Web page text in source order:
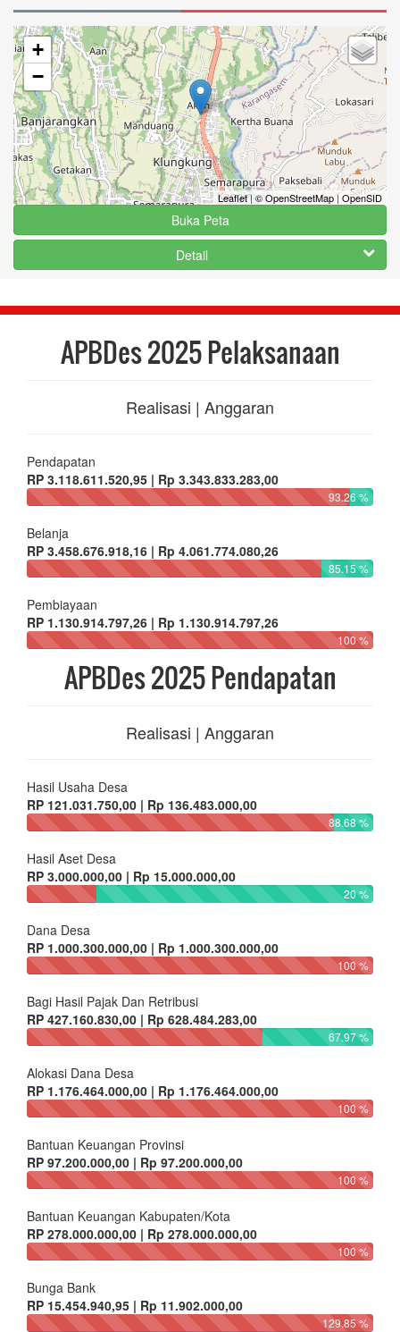
+
−
Leaflet|© OpenStreetMap|OpenSID
Buka Peta
Detail
APBDes 2025 Pelaksanaan
Realisasi | Anggaran
Pendapatan
RP 3.118.611.520,95 | Rp 3.343.833.283,00
93.26 %
Belanja
RP 3.458.676.918,16 | Rp 4.061.774.080,26
85.15 %
Pembiayaan
RP 1.130.914.797,26 | Rp 1.130.914.797,26
100 %
APBDes 2025 Pendapatan
Realisasi | Anggaran
Hasil Usaha Desa
RP 121.031.750,00 | Rp 136.483.000,00
88.68 %
Hasil Aset Desa
RP 3.000.000,00 | Rp 15.000.000,00
20 %
Dana Desa
RP 1.000.300.000,00 | Rp 1.000.300.000,00
100 %
Bagi Hasil Pajak Dan Retribusi
RP 427.160.830,00 | Rp 628.484.283,00
67.97 %
Alokasi Dana Desa
RP 1.176.464.000,00 | Rp 1.176.464.000,00
100 %
Bantuan Keuangan Provinsi
RP 97.200.000,00 | Rp 97.200.000,00
100 %
Bantuan Keuangan Kabupaten/Kota
RP 278.000.000,00 | Rp 278.000.000,00
100 %
Bunga Bank
RP 15.454.940,95 | Rp 11.902.000,00
129.85 %